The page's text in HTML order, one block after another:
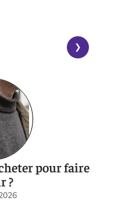
pour faire
?